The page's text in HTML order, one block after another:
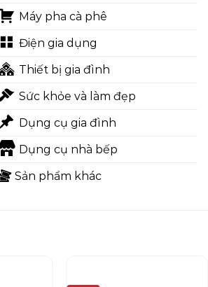
Máy pha cà phê
Điện gia dụng
Thiết bị gia đình
Sức khỏe và làm đẹp
Dụng cụ gia đình
Dụng cụ nhà bếp
Sản phẩm khác